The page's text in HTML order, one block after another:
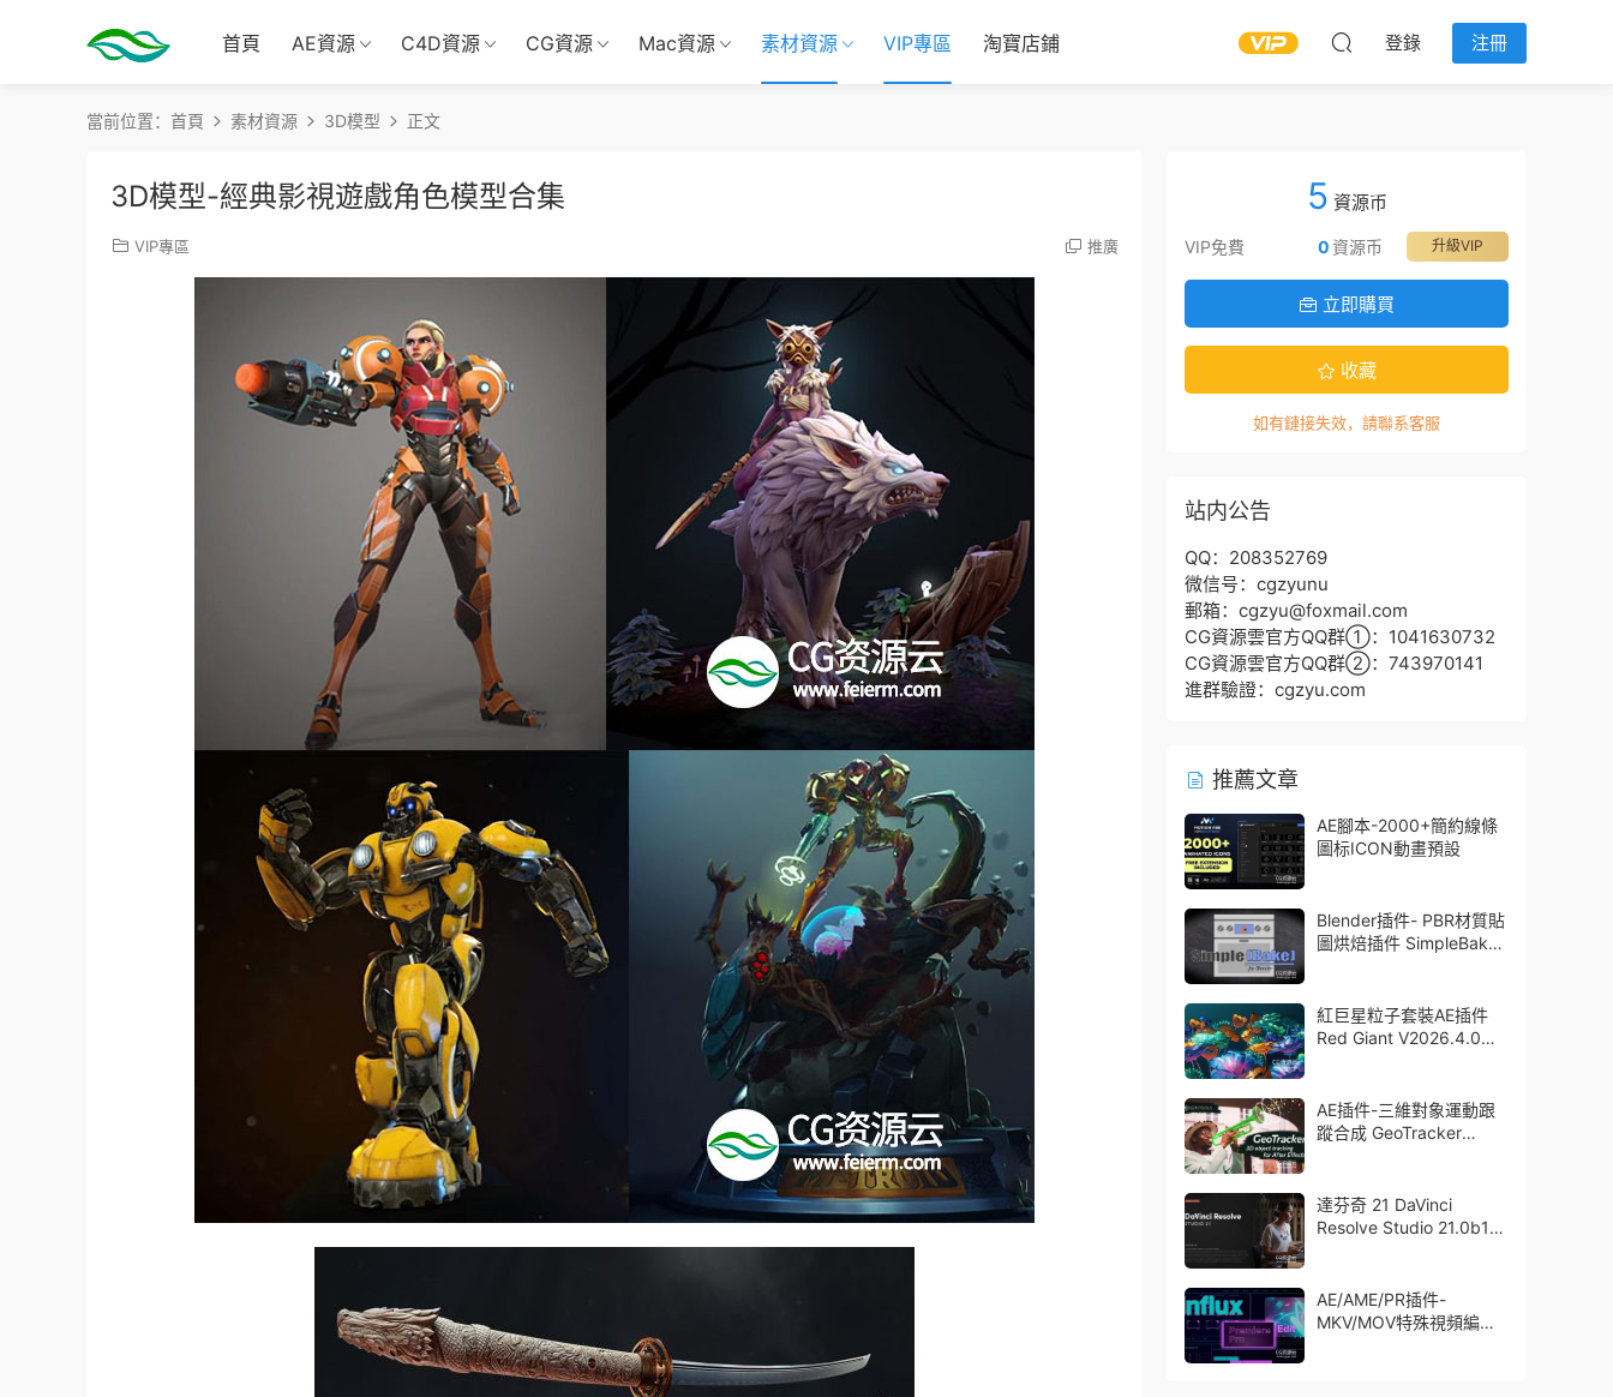
首頁 AE資源 C4D資源 CG資源 Mac資源 素材資源 VIP專區 淘寶店鋪 登錄 注冊
當前位置： 首頁 素材資源 3D模型 正文
3D模型-經典影視遊戲角色模型合集
VIP專區 推廣
5 資源币
VIP免費 升級VIP
0 資源币
立即購買
收藏
如有鏈接失效，請聯系客服
站内公告
QQ：208352769
微信号：cgzyunu
郵箱：cgzyu@foxmail.com
CG資源雲官方QQ群①：1041630732
CG資源雲官方QQ群②：743970141
進群驗證：cgzyu.com
推薦文章
AE腳本-2000+簡約線條
圖标ICON動畫預設
Blender插件- PBR材質貼
圖烘焙插件 SimpleBake
紅巨星粒子套裝AE插件
Red Giant V2026.4.0
Bullet + VFX Suit
AE插件-三維對象運動跟
蹤合成 GeoTracker
達芬奇 21 DaVinci
Resolve Studio 21.0b1
AE/AME/PR插件-
MKV/MOV特殊視頻編碼